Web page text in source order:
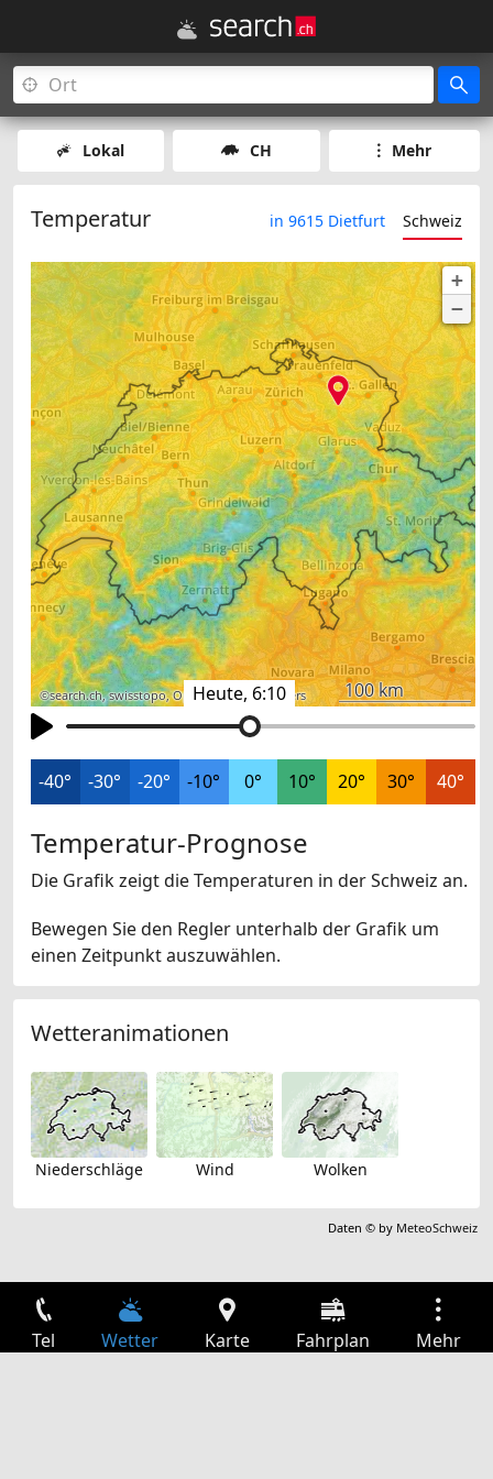
Lokal CH Mehr
Temperatur in 9615 Dietfurt Schweiz
Heute, 6:10
+
−
©search.ch,swisstopo,OpenStreetMap,others 100 km
-40° -30° -20° -10° 0° 10° 20° 30° 40°
Temperatur-Prognose
Die Grafik zeigt die Temperaturen in der Schweiz an.
Bewegen Sie den Regler unterhalb der Grafik um
einen Zeitpunkt auszuwählen.
Wetteranimationen
Niederschläge Wind Wolken
Daten © by MeteoSchweiz
Tel Wetter Karte Fahrplan Mehr